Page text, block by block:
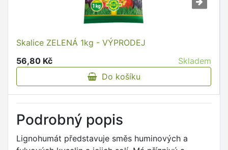
Skalice ZELENÁ 1kg - VÝPRODEJ
56,80 Kč
Skladem
Do košíku
Podrobný popis
Lignohumát představuje směs huminových a